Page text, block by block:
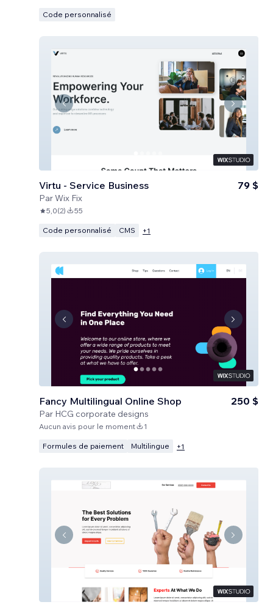
Code personnalisé
Virtu - Service Business
ParWix Fix
79 $
5,0(2) 55
Code personnalisé CMS +1
Fancy Multilingual Online Shop
Par HCG corporate designs
250 $
Aucun avis pour le moment 1
Formules de paiement Multilingue +1